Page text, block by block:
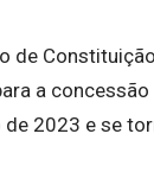
de
a
2023 e se